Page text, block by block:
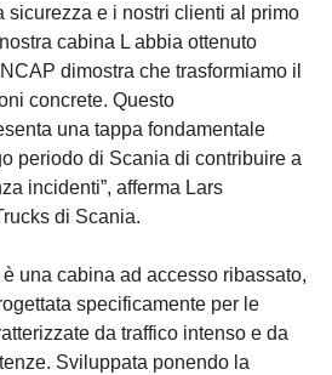
sicurezza e i nostri clienti al primo
cabina L abbia ottenuto
dimostra che trasformiamo il
concrete. Questo
una tappa fondamentale
periodo di Scania di contribuire a
incidenti”, afferma Lars
di Scania.
una cabina ad accesso ribassato,
specificamente per le
da traffico intenso e da
Sviluppata ponendo la